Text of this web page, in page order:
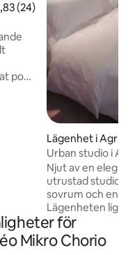
av 5 i genomsnittligt
(24)
pool,
Lägenhet i Agrinio
Urban studio i
Njut av en
utrustad
sovrum och en
Lägenheten
(1 minuters
huvudtorget),
restauranger och
för
Mikro Chorio